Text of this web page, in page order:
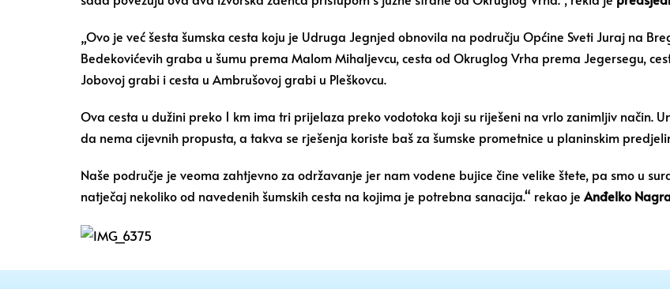
„Ovo je već šesta šumska cesta koju je Udruga Jegnjed obnovila na području Općine Sveti Juraj na
Bedekovićevih graba u šumu prema Malom Mihaljevcu, cesta od Okruglog Vrha prema Jegersegu,
Jobovoj grabi i cesta u Ambrušovoj grabi u Pleškovcu.
Ova cesta u dužini preko 1 km ima tri prijelaza preko vodotoka koji su riješeni na vrlo zanimljiv način.
da nema cijevnih propusta, a takva se rješenja koriste baš za šumske prometnice u planinskim
Naše područje je veoma zahtjevno za održavanje jer nam vodene bujice čine velike štete, pa smo u
natječaj nekoliko od navedenih šumskih cesta na kojima je potrebna sanacija.“ rekao je Anđelko